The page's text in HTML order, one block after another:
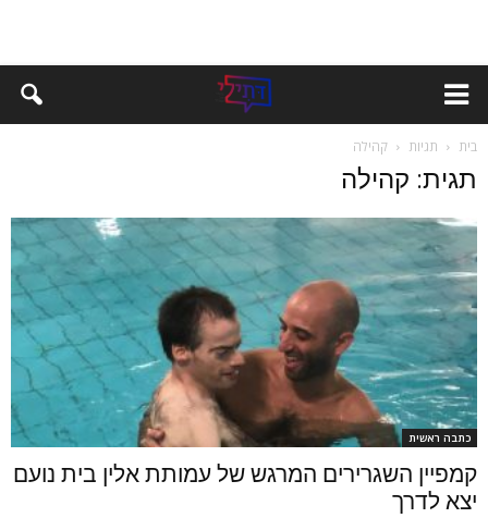
בית תגיות קהילה
תגית: קהילה
כתבה ראשית
קמפיין השגרירים המרגש של עמותת אלין בית נועם
יצא לדרך